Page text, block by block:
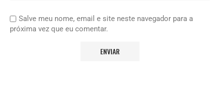
Salve meu nome, email e site neste navegador para a
próxima vez que eu comentar.